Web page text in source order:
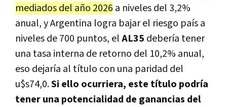
mediados del año 2026 a niveles del 3,2%
anual, y Argentina logra bajar el riesgo país a
niveles de 700 puntos, elAL35 debería tener
una tasa interna de retorno del 10,2% anual,
eso dejaría al título con una paridad del
u$s74,0.Si ello ocurriera, este título podría
tener una potencialidad de ganancias del